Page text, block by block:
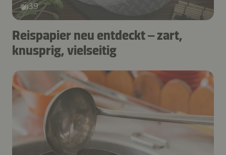
39
Reispapier neu entdeckt – zart,
knusprig, vielseitig